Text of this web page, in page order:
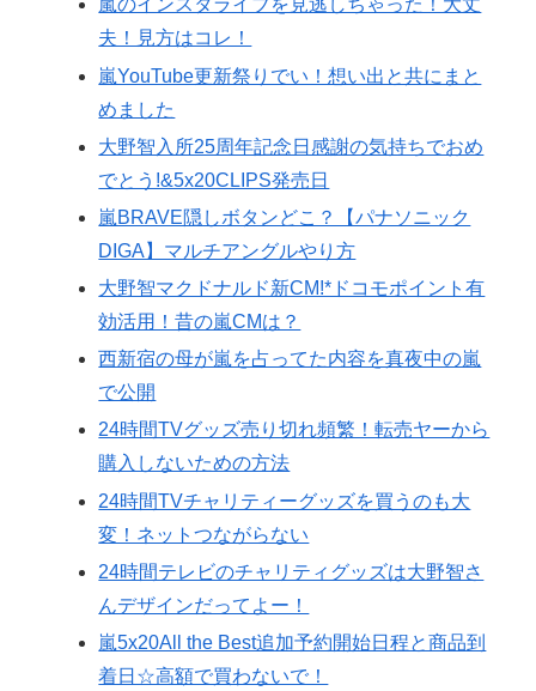
嵐のインスタライブを見逃しちゃった！大丈
夫！見方はコレ！
嵐YouTube更新祭りでい！想い出と共にまと
めました
大野智入所25周年記念日感謝の気持ちでおめ
でとう!&5x20CLIPS発売日
嵐BRAVE隠しボタンどこ？【パナソニック
DIGA】マルチアングルやり方
大野智マクドナルド新CM!*ドコモポイント有
効活用！昔の嵐CMは？
西新宿の母が嵐を占ってた内容を真夜中の嵐
で公開
24時間TVグッズ売り切れ頻繁！転売ヤーから
購入しないための方法
24時間TVチャリティーグッズを買うのも大
変！ネットつながらない
24時間テレビのチャリティグッズは大野智さ
んデザインだってよー！
嵐5x20All the Best追加予約開始日程と商品到
着日☆高額で買わないで！